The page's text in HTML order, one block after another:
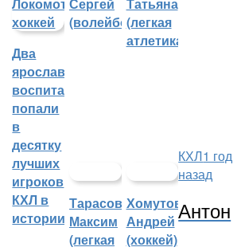
Два
ярославских
воспитанника
попали
в
десятку
лучших
игроков
КХЛ в
истории
(волейбол)(легкая
атлетика)
Тарасов
Максим
(легкая
Хомутов
Андрей
(хоккей)
КХЛ1 год
назад
Антон